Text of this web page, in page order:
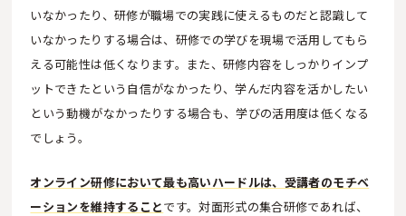
いなかったり、研修が職場での実践に使えるものだと認識して
いなかったりする場合は、研修での学びを現場で活用してもら
える可能性は低くなります。また、研修内容をしっかりインプ
ットできたという自信がなかったり、学んだ内容を活かしたい
という動機がなかったりする場合も、学びの活用度は低くなる
でしょう。
オンライン研修において最も高いハードルは、受講者のモチベ
ーションを維持することです。対面形式の集合研修であれば、